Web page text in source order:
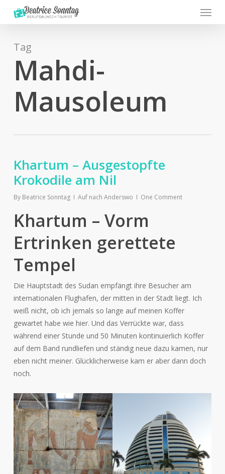
content
Menu
Tag
Mahdi-
Mausoleum
Khartum – Ausgestopfte
Krokodile am Nil
By Beatrice Sonntag Auf nach Anderswo One Comment
Khartum – Vorm
Ertrinken gerettete
Tempel
Die Hauptstadt des Sudan empfängt ihre Besucher am
internationalen Flughafen, der mitten in der Stadt liegt. Ich
weiß nicht, ob ich jemals so lange auf meinen Koffer
gewartet habe wie hier. Und das Verrückte war, dass
während einer Stunde und 50 Minuten kontinuierlich Koffer
auf dem Band rundliefen und ständig neue dazu kamen, nur
eben nicht meiner. Glücklicherweise kam er aber dann doch
noch.